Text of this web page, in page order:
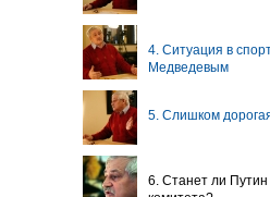
4. Ситуация в
Медведевым
5. Слишком
6. Станет ли